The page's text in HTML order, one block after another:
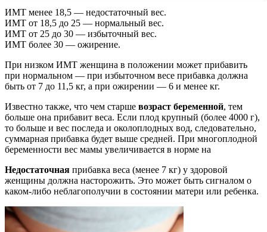
ИМТ менее 18,5 — недостаточный вес.
ИМТ от 18,5 до 25 — нормальный вес.
ИМТ от 25 до 30 — избыточный вес.
ИМТ более 30 — ожирение.
При низком ИМТ женщина в положении может прибавить
при нормальном — при избыточном весе прибавка должна
быть от 7 до 11,5 кг, а при ожирении — 6 и менее кг.
Известно также, что чем старше возраст беременной, тем
больше она прибавит веса. Если плод крупный (более 4000 г),
то больше и вес последа и околоплодных вод, следовательно,
суммарная прибавка будет выше средней. При многоплодной
беременности вес мамы увеличивается в норме на
Недостаточная прибавка веса (менее 7 кг) у здоровой
женщины должна насторожить. Это может быть сигналом о
каком-либо неблагополучии в состоянии матери или ребенка.